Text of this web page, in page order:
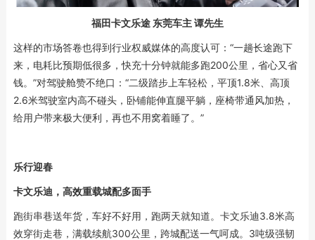
福田卡文乐途 东莞车主 谭先生
这样的市场答卷也得到行业权威媒体的高度认可：“一趟长途跑下
来，电耗比预期低很多，快充十分钟就能多跑200公里，省心又省
钱。”对驾驶舱赞不绝口：“二级踏步上车轻松，平顶1.8米、高顶
2.6米驾驶室内高不碰头，卧铺能伸直腿平躺，座椅带通风加热，
给用户带来极大便利，再也不用窝着睡了。”
乐行迎春
卡文乐迪，高效重载城配多面手
跑街串巷送年货，车好不好用，跑两天就知道。卡文乐迪3.8米高
效穿街走巷，满载续航300公里，跨城配送一气呵成。3吨级强韧